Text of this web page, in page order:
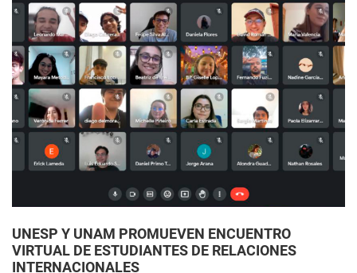
UNESP Y UNAM PROMUEVEN ENCUENTRO
VIRTUAL DE ESTUDIANTES DE RELACIONES
INTERNACIONALES
07/05/2023 10:23 | Beatriz Zanin de Moraes
El pasado miércoles (26), estudiantes de la carrera de
Facultad de Contaduría y Administración de la Universidad
Nacional Autónoma de México (UNAM) re...